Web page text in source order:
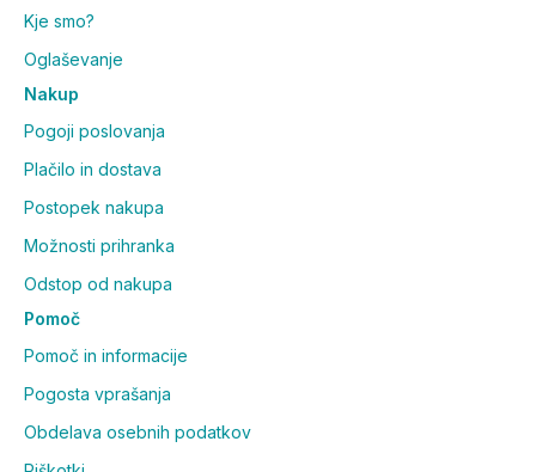
Kje smo?
Oglaševanje
Nakup
Pogoji poslovanja
Plačilo in dostava
Postopek nakupa
Možnosti prihranka
Odstop od nakupa
Pomoč
Pomoč in informacije
Pogosta vprašanja
Obdelava osebnih podatkov